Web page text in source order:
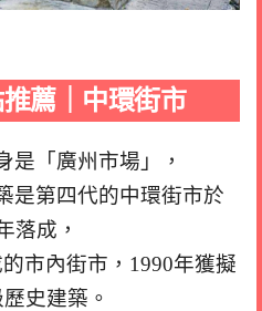
薦｜中環街市
是「廣州市場」，
是第四代的中環街市於
落成，
市內街市，1990年獲擬
史建築。